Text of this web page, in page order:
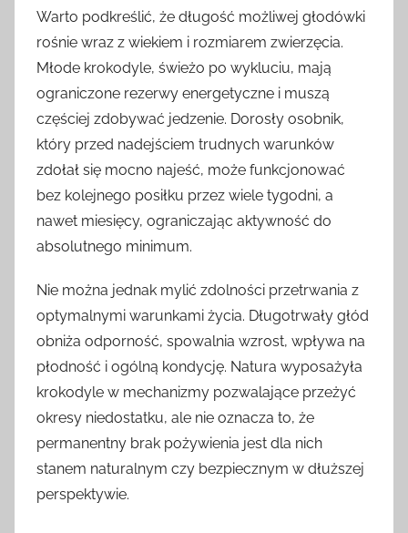
Warto podkreślić, że długość możliwej głodówki
rośnie wraz z wiekiem i rozmiarem zwierzęcia.
Młode krokodyle, świeżo po wykluciu, mają
ograniczone rezerwy energetyczne i muszą
częściej zdobywać jedzenie. Dorosły osobnik,
który przed nadejściem trudnych warunków
zdołał się mocno najeść, może funkcjonować
bez kolejnego posiłku przez wiele tygodni, a
nawet miesięcy, ograniczając aktywność do
absolutnego minimum.
Nie można jednak mylić zdolności przetrwania z
optymalnymi warunkami życia. Długotrwały głód
obniża odporność, spowalnia wzrost, wpływa na
płodność i ogólną kondycję. Natura wyposażyła
krokodyle w mechanizmy pozwalające przeżyć
okresy niedostatku, ale nie oznacza to, że
permanentny brak pożywienia jest dla nich
stanem naturalnym czy bezpiecznym w dłuższej
perspektywie.